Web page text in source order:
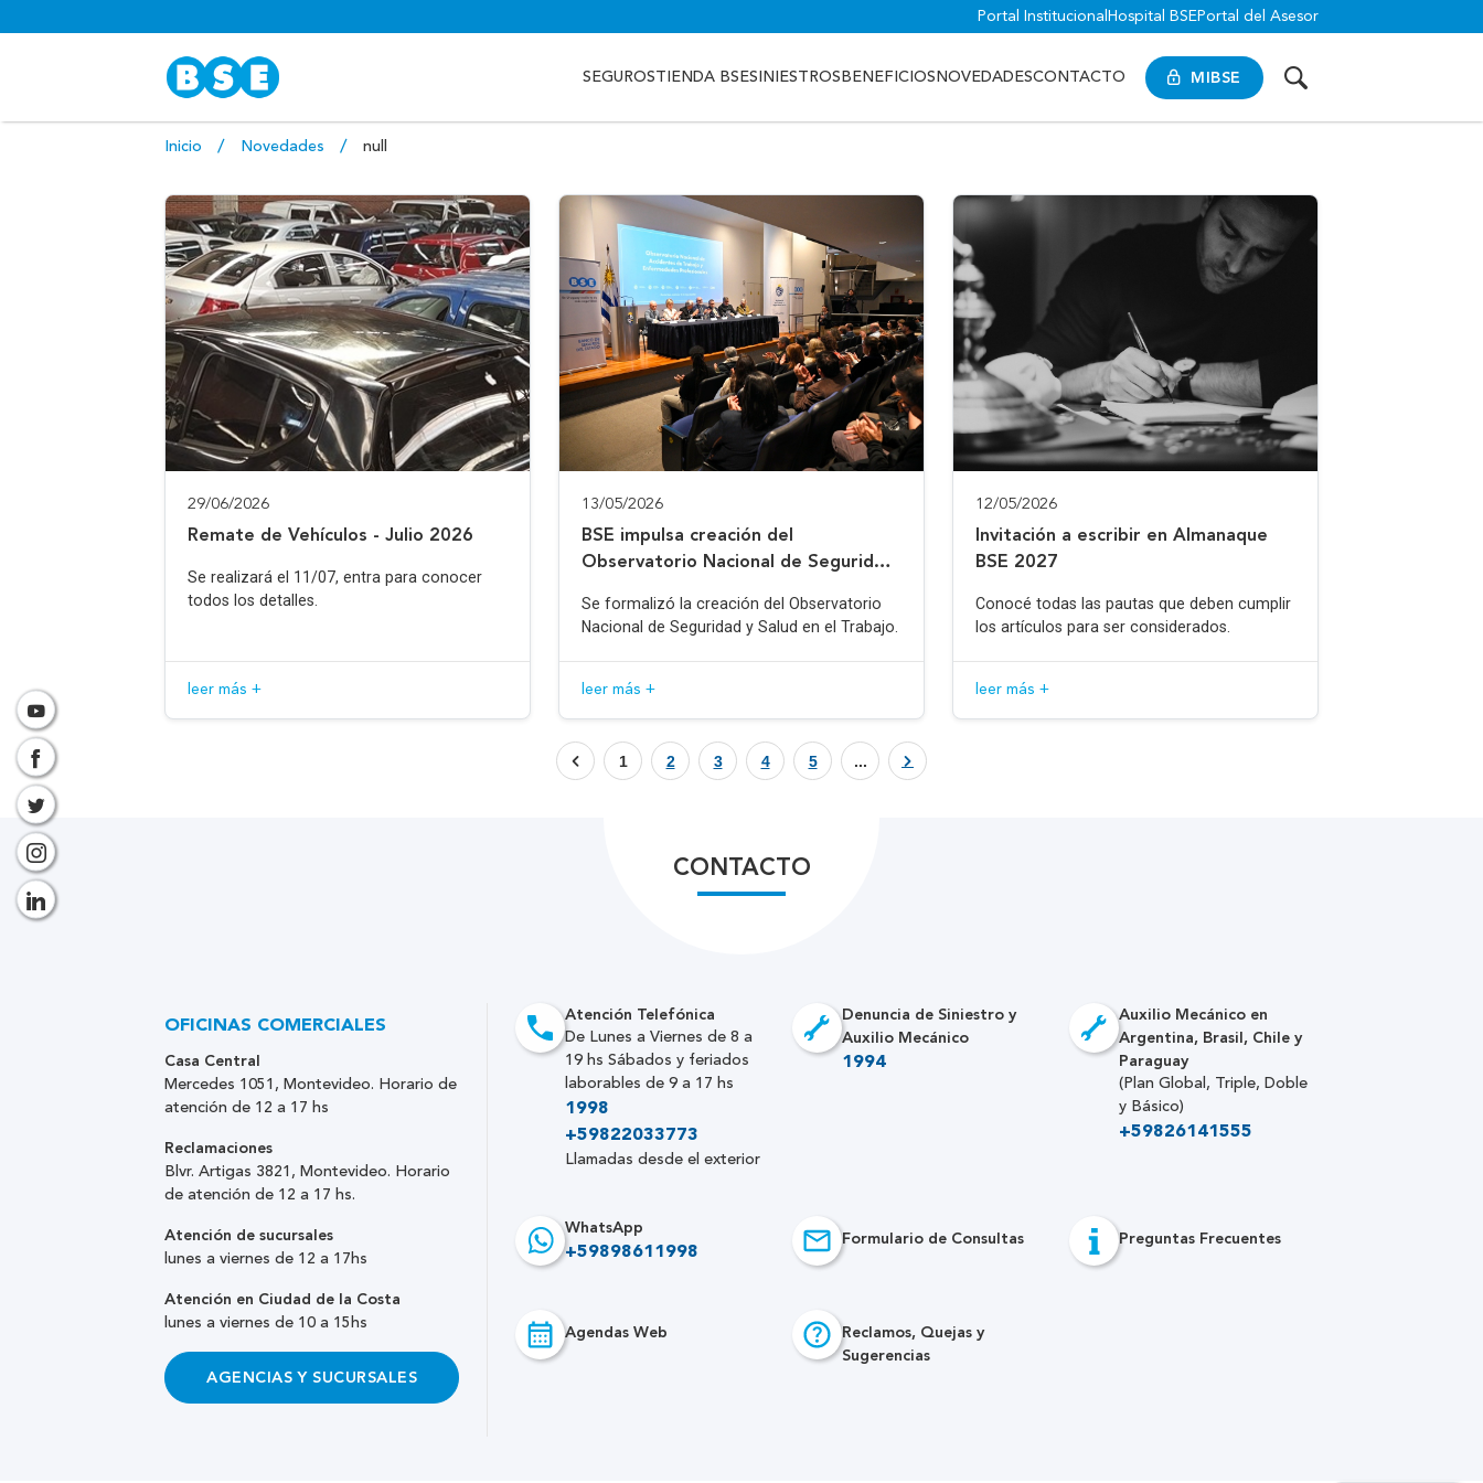
Portal Institucional Hospital BSE Portal del Asesor
MIBSE
SEGUROSTIENDA BSESINIESTROS BENEFICIOS NOVEDADESCONTACTO
Inicio Novedades null
29/06/2026
Remate de Vehículos - Julio 2026
Se realizará el 11/07, entra para conocer
todos los detalles.
leer más +
13/05/2026
BSE impulsa creación del
Observatorio Nacional de Seguridad
Se formalizó la creación del Observatorio
Nacional de Seguridad y Salud en el Trabajo.
leer más +
12/05/2026
Invitación a escribir en Almanaque
BSE 2027
Conocé todas las pautas que deben cumplir
los artículos para ser considerados.
leer más +
1 2 3 4 5 ...
CONTACTO
Atención Telefónica
De Lunes a Viernes de 8 a
19 hs Sábados y feriados
laborables de 9 a 17 hs
1998
+59822033773
Llamadas desde el exterior
Denuncia de Siniestro y
Auxilio Mecánico
1994
Auxilio Mecánico en
Argentina, Brasil, Chile y
Paraguay
(Plan Global, Triple, Doble
y Básico)
+59826141555
WhatsApp
+59898611998
Formulario de Consultas Preguntas Frecuentes
Agendas Web
Reclamos, Quejas y
Sugerencias
OFICINAS COMERCIALES
Casa Central
Mercedes 1051, Montevideo. Horario de
atención de 12 a 17 hs
Reclamaciones
Blvr. Artigas 3821, Montevideo. Horario
de atención de 12 a 17 hs.
Atención de sucursales
lunes a viernes de 12 a 17hs
Atención en Ciudad de la Costa
lunes a viernes de 10 a 15hs
AGENCIAS Y SUCURSALES